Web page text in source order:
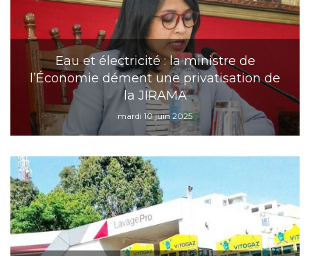
Eau et électricité : la ministre de
l’Économie dément une privatisation de
la JIRAMA
mardi 10 juin 2025